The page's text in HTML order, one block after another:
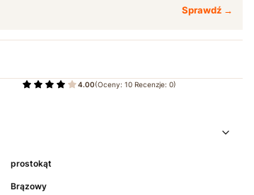
Sprawdź →
4.00(Oceny: 10 Recenzje: 0)
prostokąt
Brązowy